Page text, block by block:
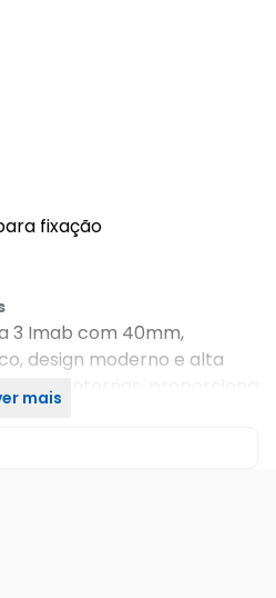
fixação
3 Imab com 40mm,
design moderno e alta
portas internas, proporciona
mais